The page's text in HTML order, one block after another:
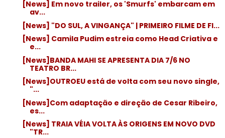
[News] Em novo trailer, os 'Smurfs' embarcam em
av...
[News] "DO SUL, A VINGANÇA" | PRIMEIRO FILME DE FI...
[News] Camila Pudim estreia como Head Criativa e
e...
[News]BANDA MAHI SE APRESENTA DIA 7/6 NO
TEATRO BR...
[News]OUTROEU está de volta com seu novo single,
"...
[News]Com adaptação e direção de Cesar Ribeiro,
es...
[News] TRAIA VÉIA VOLTA ÀS ORIGENS EM NOVO DVD
"TR...